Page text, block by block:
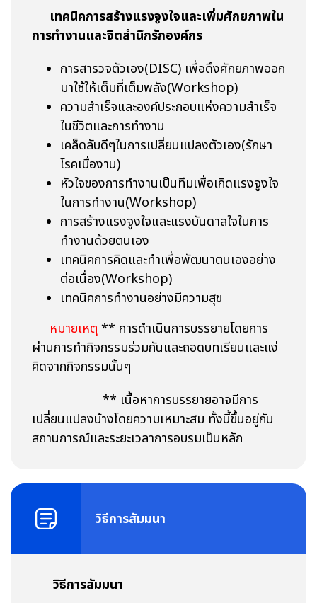
เทคนิคการสร้างแรงจูงใจและเพิ่มศักยภาพใน
การทำงานและจิตสำนึกรักองค์กร
การสารวจตัวเอง(DISC) เพื่อดึงศักยภาพออก
มาใช้ให้เต็มที่เต็มพลัง(Workshop)
ความสำเร็จและองค์ประกอบแห่งความสำเร็จ
ในชีวิตและการทำงาน
เคล็ดลับดีๆในการเปลี่ยนแปลงตัวเอง(รักษา
โรคเบื่องาน)
หัวใจของการทำงานเป็นทีมเพื่อเกิดแรงจูงใจ
ในการทำงาน(Workshop)
การสร้างแรงจูงใจและแรงบันดาลใจในการ
ทำงานด้วยตนเอง
เทคนิคการคิดและทำเพื่อพัฒนาตนเองอย่าง
ต่อเนื่อง(Workshop)
เทคนิคการทำงานอย่างมีความสุข
หมายเหตุ** การดำเนินการบรรยายโดยการ
ผ่านการทำกิจกรรมร่วมกันและถอดบทเรียนและแง่
คิดจากกิจกรรมนั้นๆ
** เนื้อหาการบรรยายอาจมีการ
เปลี่ยนแปลงบ้างโดยความเหมาะสม ทั้งนี้ขึ้นอยู่กับ
สถานการณ์และระยะเวลาการอบรมเป็นหลัก
วิธีการสัมมนา
วิธีการสัมมนา